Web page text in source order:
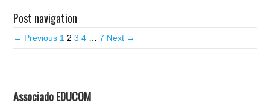
Post navigation
← Previous 1 2 3 4 7 Next →
Associado EDUCOM